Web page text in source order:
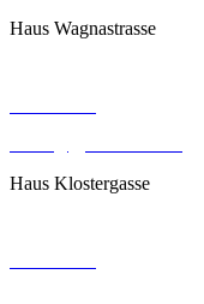
Haus Wagnastrasse
Haus Klostergasse